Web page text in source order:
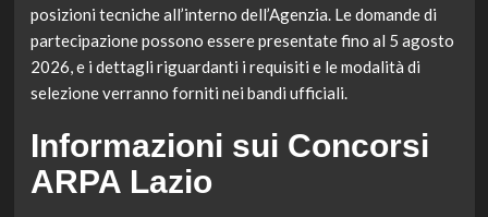
posizioni tecniche all’interno dell’Agenzia. Le domande di
partecipazione possono essere presentate fino al 5 agosto
2026, e i dettagli riguardanti i requisiti e le modalità di
selezione verranno forniti nei bandi ufficiali.
Informazioni sui Concorsi
ARPA Lazio